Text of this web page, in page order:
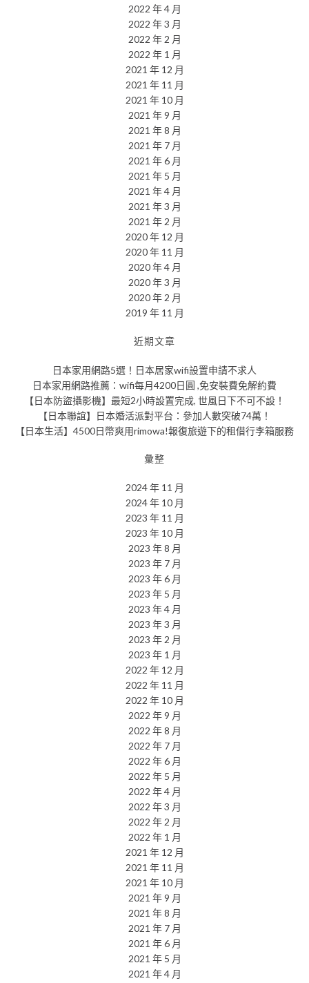
2022 年 4 月
2022 年 3 月
2022 年 2 月
2022 年 1 月
2021 年 12 月
2021 年 11 月
2021 年 10 月
2021 年 9 月
2021 年 8 月
2021 年 7 月
2021 年 6 月
2021 年 5 月
2021 年 4 月
2021 年 3 月
2021 年 2 月
2020 年 12 月
2020 年 11 月
2020 年 4 月
2020 年 3 月
2020 年 2 月
2019 年 11 月
近期文章
日本家用網路5選！日本居家wifi設置申請不求人
日本家用網路推薦：wifi每月4200日圓 ,免安裝費免解約費
【日本防盜攝影機】最短2小時設置完成, 世風日下不可不設！
【日本聯誼】日本婚活派對平台：參加人數突破74萬！
【日本生活】4500日幣爽用rimowa!報復旅遊下的租借行李箱服務
彙整
2024 年 11 月
2024 年 10 月
2023 年 11 月
2023 年 10 月
2023 年 8 月
2023 年 7 月
2023 年 6 月
2023 年 5 月
2023 年 4 月
2023 年 3 月
2023 年 2 月
2023 年 1 月
2022 年 12 月
2022 年 11 月
2022 年 10 月
2022 年 9 月
2022 年 8 月
2022 年 7 月
2022 年 6 月
2022 年 5 月
2022 年 4 月
2022 年 3 月
2022 年 2 月
2022 年 1 月
2021 年 12 月
2021 年 11 月
2021 年 10 月
2021 年 9 月
2021 年 8 月
2021 年 7 月
2021 年 6 月
2021 年 5 月
2021 年 4 月